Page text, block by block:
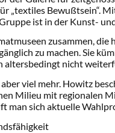
„textiles Bewußtsein“.
ist in der Kunst-
zusammen,
zu machen. Sie
altersbedingt nicht
viel mehr. Howitz
Milieu mit regionalen
man sich aktuelle